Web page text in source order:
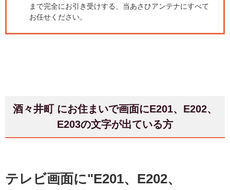
まで完全にお引き受けする、当あさひアンテナにすべて
お任せください。
酒々井町 にお住まいで画面にE201、E202、
E203の文字が出ている方
テレビ画面に"E201、E202、